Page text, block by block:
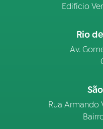
Edifício
Rio
Av.
Rua Armando